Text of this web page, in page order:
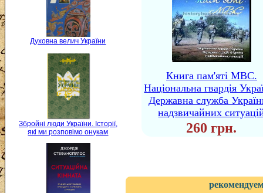
Духовна велич України
Збройні люди України. Історії,
які ми розповімо онукам
Книга пам'яті МВС.
Національна гвардія
Державна служба
надзвичайних
260 грн.